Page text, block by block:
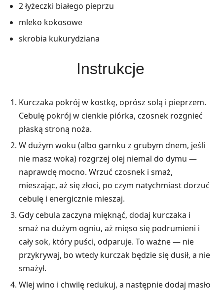
2 łyżeczki białego pieprzu
mleko kokosowe
skrobia kukurydziana
Instrukcje
Kurczaka pokrój w kostkę, oprósz solą i pieprzem.
Cebulę pokrój w cienkie piórka, czosnek rozgnieć
płaską stroną noża.
W dużym woku (albo garnku z grubym dnem, jeśli
nie masz woka) rozgrzej olej niemal do dymu —
naprawdę mocno. Wrzuć czosnek i smaż,
mieszając, aż się złoci, po czym natychmiast dorzuć
cebulę i energicznie mieszaj.
Gdy cebula zaczyna mięknąć, dodaj kurczaka i
smaż na dużym ogniu, aż mięso się podrumieni i
cały sok, który puści, odparuje. To ważne — nie
przykrywaj, bo wtedy kurczak będzie się dusił, a nie
smażył.
Wlej wino i chwilę redukuj, a następnie dodaj masło